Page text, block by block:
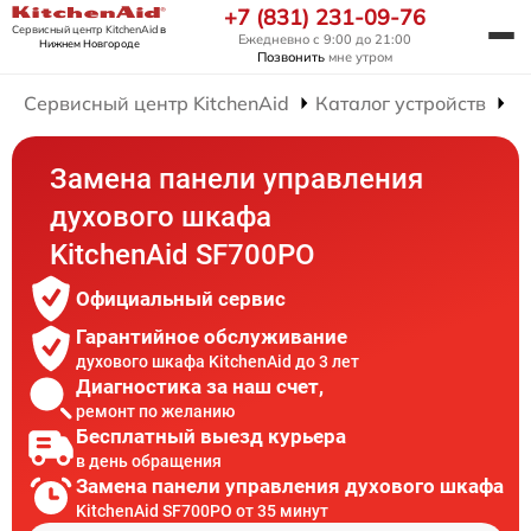
Сервисный центр KitchenAidв
Нижнем Новгороде
+7 (831) 231-09-76
Ежедневно с 9:00 до 21:00
Позвонить мне утром
Сервисный центр KitchenAid Каталог устройств
Замена панели управления
духового шкафа
KitchenAid SF700PO
Официальный сервис
Гарантийное обслуживание
духового шкафа KitchenAid до 3 лет
Диагностика за наш счет,
ремонт по желанию
Бесплатный выезд курьера
в день обращения
Замена панели управления духового шкафа
KitchenAid SF700PO от 35 минут